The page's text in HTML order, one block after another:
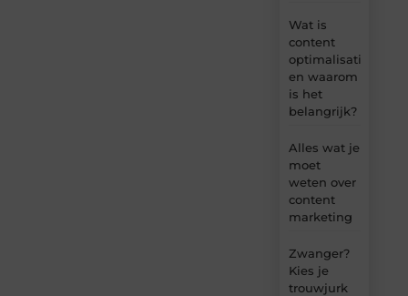
Wat is
content
optimalisatie
en waarom
is het
belangrijk?
Alles wat je
moet
weten over
content
marketing
Zwanger?
Kies je
trouwjurk